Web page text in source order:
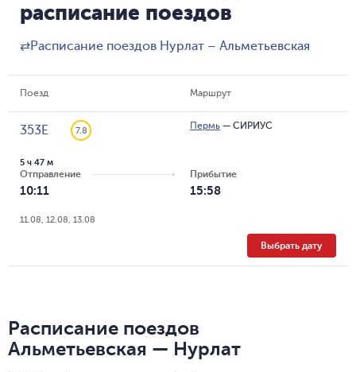
расписание поездов
⇄Расписание поездов Нурлат – Альметьевская
Поезд Маршрут
353Е 7.8 Пермь — СИРИУС
Отправление
10:11
5 ч 47 м
Прибытие
15:58
11.08, 12.08, 13.08
Выбрать дату
Расписание поездов
Альметьевская — Нурлат